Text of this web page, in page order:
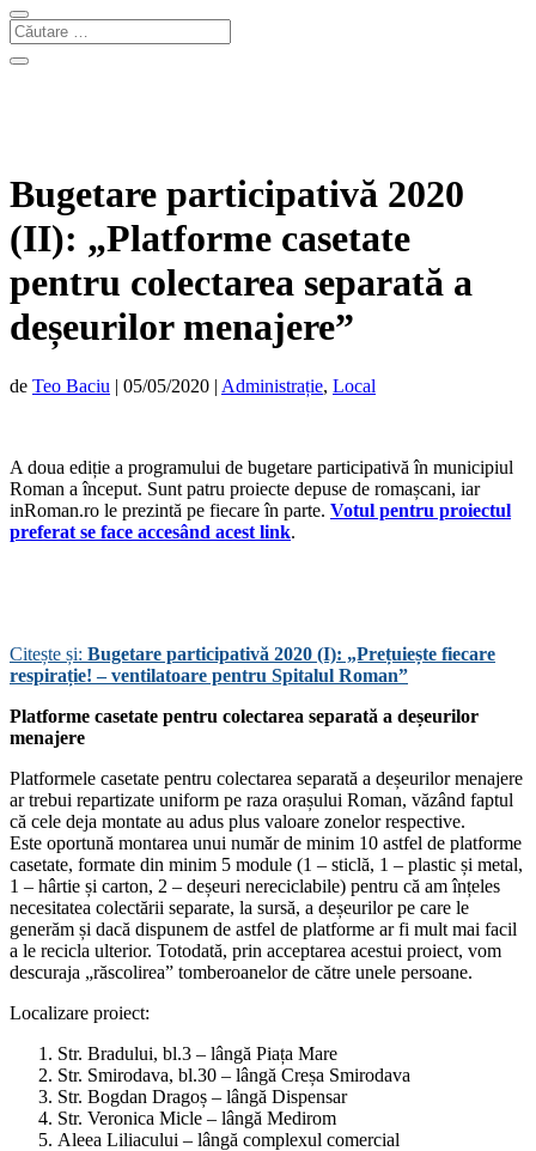
Bugetare participativă 2020
(II): „Platforme casetate
pentru colectarea separată a
deșeurilor menajere”
de Teo Baciu | 05/05/2020 | Administrație, Local
A doua ediție a programului de bugetare participativă în municipiul
Roman a început. Sunt patru proiecte depuse de romașcani, iar
inRoman.ro le prezintă pe fiecare în parte. Votul pentru proiectul
preferat se face accesând acest link.
Citește și: Bugetare participativă 2020 (I): „Prețuiește fiecare
respirație! – ventilatoare pentru Spitalul Roman”
Platforme casetate pentru colectarea separată a deșeurilor
menajere
Platformele casetate pentru colectarea separată a deșeurilor menajere
ar trebui repartizate uniform pe raza orașului Roman, văzând faptul
că cele deja montate au adus plus valoare zonelor respective.
Este oportună montarea unui număr de minim 10 astfel de platforme
casetate, formate din minim 5 module (1 – sticlă, 1 – plastic și metal,
1 – hârtie și carton, 2 – deșeuri nereciclabile) pentru că am înțeles
necesitatea colectării separate, la sursă, a deșeurilor pe care le
generăm și dacă dispunem de astfel de platforme ar fi mult mai facil
a le recicla ulterior. Totodată, prin acceptarea acestui proiect, vom
descuraja „răscolirea” tomberoanelor de către unele persoane.
Localizare proiect:
Str. Bradului, bl.3 – lângă Piața Mare
Str. Smirodava, bl.30 – lângă Creșa Smirodava
Str. Bogdan Dragoș – lângă Dispensar
Str. Veronica Micle – lângă Medirom
Aleea Liliacului – lângă complexul comercial